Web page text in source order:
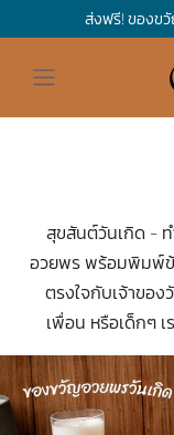
ส่งฟรี! ของข
สุขสันต์วันเกิด -
อวยพร พร้อมพิมพ์ข้
ตรงใจกับเจ้าของ
เพื่อน หรือเด็กๆ
ดูทั้งหมด ของขวัญแ
ดูทั้งหมด Holidays
Valentine
Chinese New Year
Songkran's day
By Occasion
ดูทั้งหมด By
Get well soon
Thank you
Congrats to you
Special one
ดูทั้งหมด Special
ดูทั้งหมด เครื่องดื่ม
ดูทั้งหมด Premium
Bird's nest sets
Flower Collection
ดูทั้งหมด Tea
ดูทั้งหมด Luxury
Non-Alcoholic
Subscription
Nestshot
ดูทั้งหมด อาหาร
ดูทั้งหมด
ดูทั้งหมด Cookies
Tasting Boxes
Chocolate
ดูทั้งหมด Chocolate
Macaron
ดูทั้งหมด Macaron
Best Sellers
ดูทั้งหมด ของใช้ในบ้
ผ้าห่มถ่วงน้ำหนัก
เทียนหอม
เกี่ยวกับเรา
Read our blogs
Corporate Gift